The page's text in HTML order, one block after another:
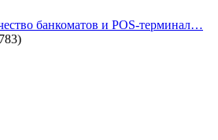
банкоматов и POS-терминал…